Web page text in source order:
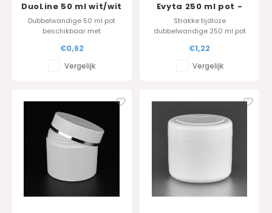
DuoLine 50 ml wit/wit
Dubbelwandige 50 ml pot
beschikbaar met
printen uw logo in een
metallic kleur naar keuze
(min afname 1.000 Stuks)
€0,62
Vergelijk
Evyta 250 ml pot -
Zwart
Strakke tijdloze
dubbelwandige 250 ml pot
50 ml, 100 ml en 250 ml.Het
deksel is standaard voorzien
van een inlage - pressure
€1,22
Vergelijk